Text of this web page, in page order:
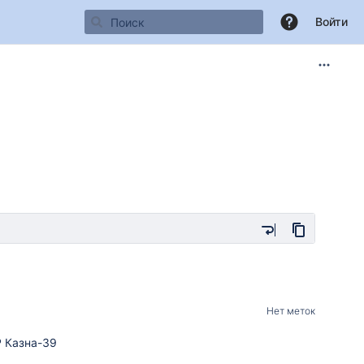
Войти
Нет меток
39